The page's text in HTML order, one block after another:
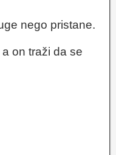
nego pristane.
on traži da se